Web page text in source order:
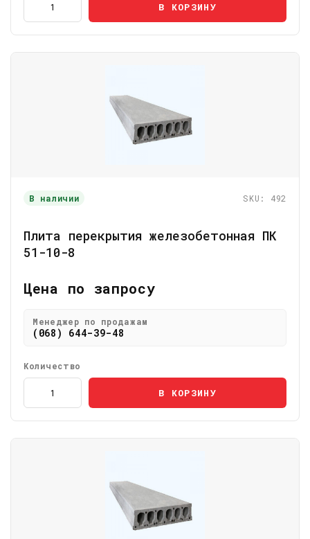
В КОРЗИНУ
В наличии SKU: 492
Плита перекрытия железобетонная ПК
51-10-8
Цена по запросу
Менеджер по продажам
(068) 644-39-48
Количество
В КОРЗИНУ